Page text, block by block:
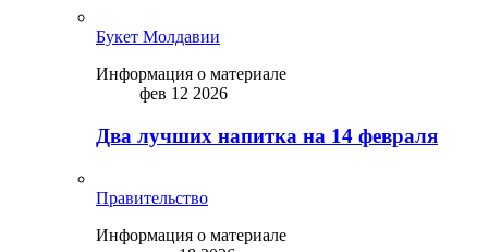
Букет Молдавии
Информация о материале
фев 12 2026
Два лучших напитка на 14 февраля
Правительство
Информация о материале